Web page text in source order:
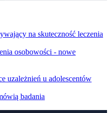
na skuteczność leczenia
osobowości - nowe
uzależnień u adolescentów
badania